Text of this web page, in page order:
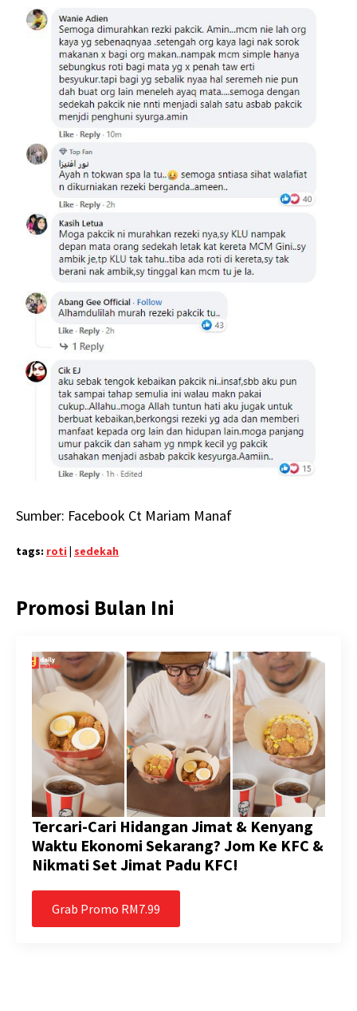
Sumber: Facebook Ct Mariam Manaf
tags: roti | sedekah
Promosi Bulan Ini
Tercari-Cari Hidangan Jimat & Kenyang
Waktu Ekonomi Sekarang? Jom Ke KFC &
Nikmati Set Jimat Padu KFC!
Grab Promo RM7.99